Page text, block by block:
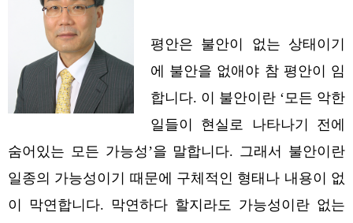
평안은 불안이 없는 상태이기
에 불안을 없애야 참 평안이 임
합니다. 이 불안이란 ‘모든 악한
일들이 현실로 나타나기 전에
숨어있는 모든 가능성’을 말합니다. 그래서 불안이란
일종의 가능성이기 때문에 구체적인 형태나 내용이 없
이 막연합니다. 막연하다 할지라도 가능성이란 없는